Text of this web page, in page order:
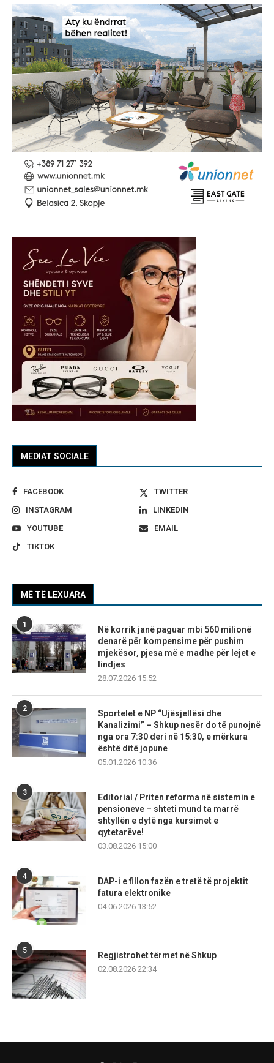
MEDIAT SOCIALE
FACEBOOK
TWITTER
INSTAGRAM
LINKEDIN
YOUTUBE
EMAIL
TIKTOK
MË TË LEXUARA
1
Në korrik janë paguar mbi 560 milionë
denarë për kompensime për pushim
mjekësor, pjesa më e madhe për lejet e
lindjes
28.07.2026 15:52
2
Sportelet e NP “Ujësjellësi dhe
Kanalizimi” – Shkup nesër do të punojnë
nga ora 7:30 deri në 15:30, e mërkura
është ditë jopune
05.01.2026 10:36
3
Editorial / Priten reforma në sistemin e
pensioneve – shteti mund ta marrë
shtyllën e dytë nga kursimet e
qytetarëve!
03.08.2026 15:00
4
DAP-i e fillon fazën e tretë të projektit
fatura elektronike
04.06.2026 13:52
5
Regjistrohet tërmet në Shkup
02.08.2026 22:34